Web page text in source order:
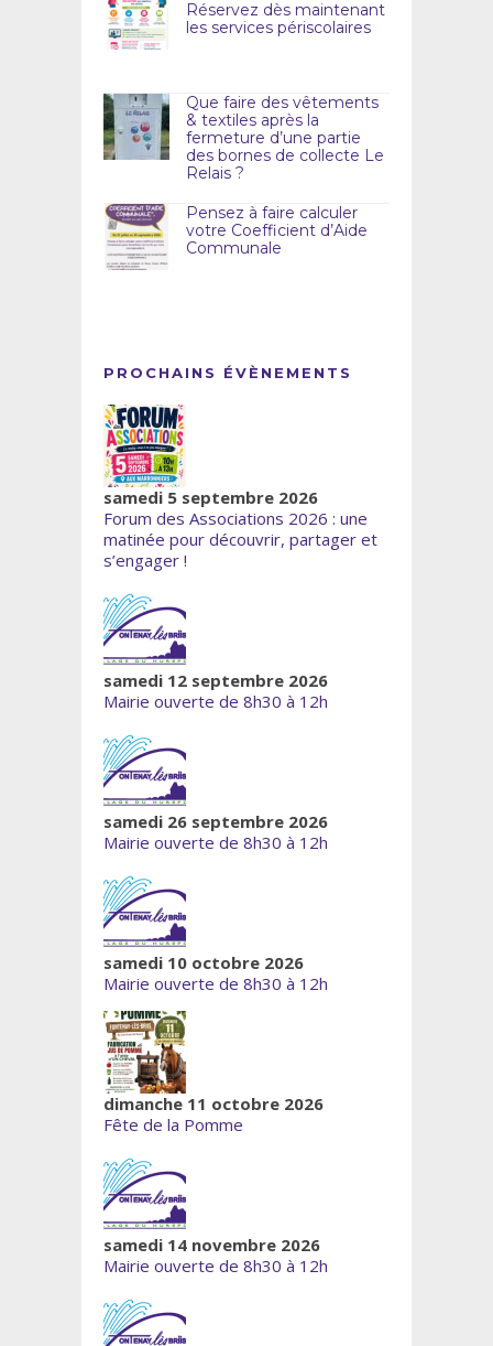
Réservez dès maintenant
les services périscolaires
Que faire des vêtements
& textiles après la
fermeture d’une partie
des bornes de collecte Le
Relais ?
Pensez à faire calculer
votre Coefficient d’Aide
Communale
PROCHAINS ÉVÈNEMENTS
samedi 5 septembre 2026
Forum des Associations 2026 : une
matinée pour découvrir, partager et
s’engager !
samedi 12 septembre 2026
Mairie ouverte de 8h30 à 12h
samedi 26 septembre 2026
Mairie ouverte de 8h30 à 12h
samedi 10 octobre 2026
Mairie ouverte de 8h30 à 12h
dimanche 11 octobre 2026
Fête de la Pomme
samedi 14 novembre 2026
Mairie ouverte de 8h30 à 12h